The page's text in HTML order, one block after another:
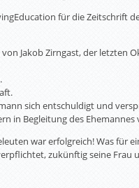
für die Zeitschrift
Jakob Zirngast, der letzten
sich entschuldigt und
in Begleitung des Ehemannes
war erfolgreich! Was für
zukünftig seine Frau